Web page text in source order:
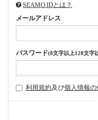
SEAMO IDとは？
メールアドレス
パスワード(8文字以上128文字
利用規約及び個人情報